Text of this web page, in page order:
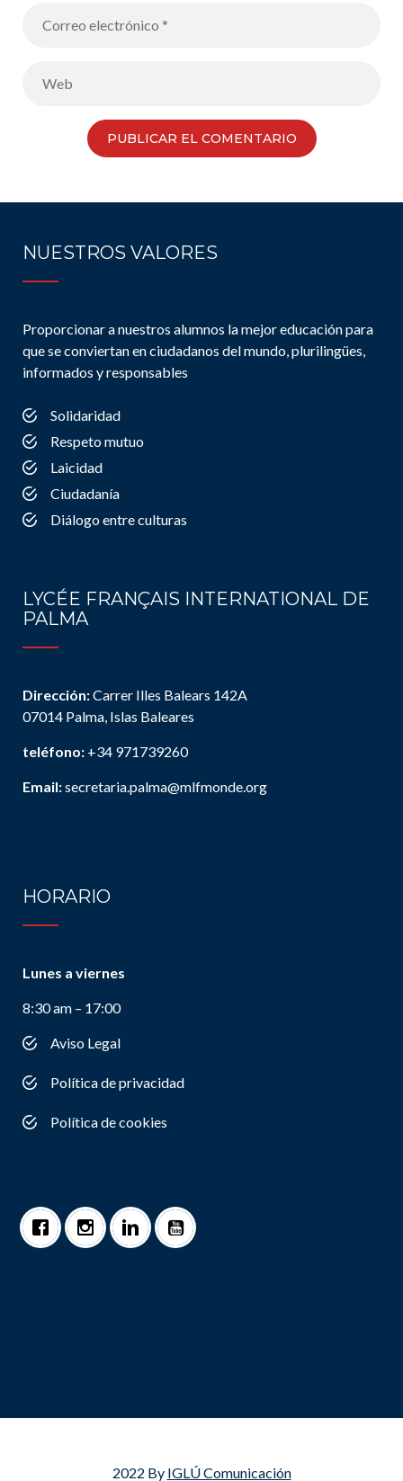
NUESTROS VALORES
Proporcionar a nuestros alumnos la mejor educación para
que se conviertan en ciudadanos del mundo, plurilingües,
informados y responsables
Solidaridad
Respeto mutuo
Laicidad
Ciudadanía
Diálogo entre culturas
LYCÉE FRANÇAIS INTERNATIONAL DE
PALMA
Dirección:Carrer Illes Balears 142A
07014 Palma, Islas Baleares
teléfono: +34 971739260
Email:secretaria.palma@mlfmonde.org
HORARIO
Lunes a viernes
8:30 am – 17:00
Aviso Legal
Política de privacidad
Política de cookies
2022 By IGLÚ Comunicación